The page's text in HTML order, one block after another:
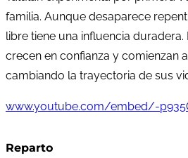
familia. Aunque desaparece
libre tiene una influencia duradera.
crecen en confianza y comienzan
cambiando la trayectoria de sus
www.youtube.com/embed/-
Reparto